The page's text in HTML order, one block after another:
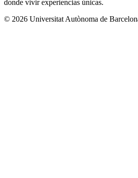
donde vivir experiencias únicas.
© 2026 Universitat Autònoma de